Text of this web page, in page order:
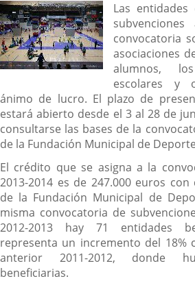
Las
convocatoria
asociaciones
alumnos,
escolares y
ánimo de lucro. El plazo de
estará abierto desde el 3 al 28 de
consultarse las bases de la
de la Fundación Municipal de
El crédito que se asigna a la
2013-2014 es de 247.000 euros
de la Fundación Municipal de
misma convocatoria de
2012-2013 hay 71 entidades
representa un incremento del 18%
anterior 2011-2012, donde
beneficiarias.